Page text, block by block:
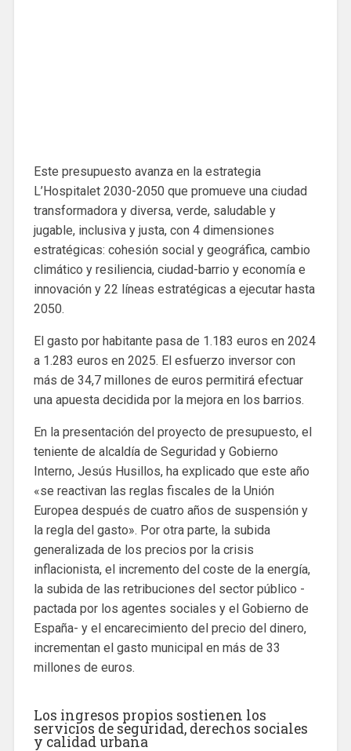
Este presupuesto avanza en la estrategia
L’Hospitalet 2030-2050 que promueve una ciudad
transformadora y diversa, verde, saludable y
jugable, inclusiva y justa, con 4 dimensiones
estratégicas: cohesión social y geográfica, cambio
climático y resiliencia, ciudad-barrio y economía e
innovación y 22 líneas estratégicas a ejecutar hasta
2050.
El gasto por habitante pasa de 1.183 euros en 2024
a 1.283 euros en 2025. El esfuerzo inversor con
más de 34,7 millones de euros permitirá efectuar
una apuesta decidida por la mejora en los barrios.
En la presentación del proyecto de presupuesto, el
teniente de alcaldía de Seguridad y Gobierno
Interno, Jesús Husillos, ha explicado que este año
«se reactivan las reglas fiscales de la Unión
Europea después de cuatro años de suspensión y
la regla del gasto». Por otra parte, la subida
generalizada de los precios por la crisis
inflacionista, el incremento del coste de la energía,
la subida de las retribuciones del sector público -
pactada por los agentes sociales y el Gobierno de
España- y el encarecimiento del precio del dinero,
incrementan el gasto municipal en más de 33
millones de euros.
Los ingresos propios sostienen los
servicios de seguridad, derechos sociales
y calidad urbana